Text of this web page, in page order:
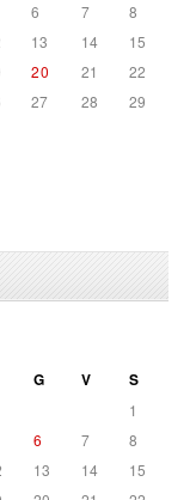
6 7
8
13 14
15
20 21
22
27 28
29
G V S
1
6 7
8
13 14
15